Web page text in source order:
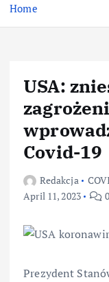
Home
USA:
Covid-19
Redakcja
April 11, 2023
Prezydent